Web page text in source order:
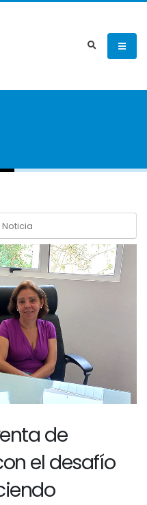
de
el desafío